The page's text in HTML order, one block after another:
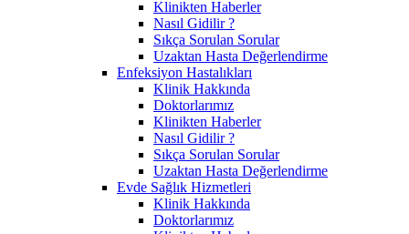
Klinikten Haberler
Nasıl Gidilir ?
Sıkça Sorulan Sorular
Uzaktan Hasta Değerlendirme
Enfeksiyon Hastalıkları
Klinik Hakkında
Doktorlarımız
Klinikten Haberler
Nasıl Gidilir ?
Sıkça Sorulan Sorular
Uzaktan Hasta Değerlendirme
Evde Sağlık Hizmetleri
Klinik Hakkında
Doktorlarımız